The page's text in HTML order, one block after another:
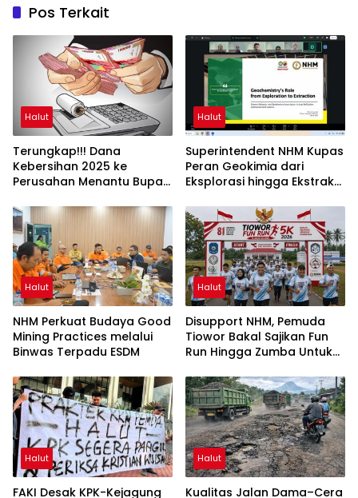
Pos Terkait
Halut
Terungkap!!! Dana
Kebersihan 2025 ke
Perusahan Menantu Bupati
Halut
Superintendent NHM Kupas
Peran Geokimia dari
Eksplorasi hingga Ekstraksi
UNG
Halut
NHM Perkuat Budaya Good
Mining Practices melalui
Binwas Terpadu ESDM
Halut
Disupport NHM, Pemuda
Tiowor Bakal Sajikan Fun
Run Hingga Zumba Untuk
Halut
FAKI Desak KPK-Kejagung
Halut
Kualitas Jalan Dama–Cera